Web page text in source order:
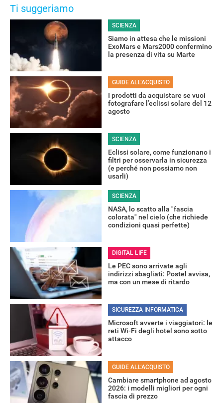
RECENSIONI
Ti suggeriamo
SCIENZA
Siamo in attesa che le missioni
ExoMars e Mars2000 confermino
la presenza di vita su Marte
GUIDE ALL’ACQUISTO
I prodotti da acquistare se vuoi
fotografare l’eclissi solare del 12
agosto
SCIENZA
Eclissi solare, come funzionano i
filtri per osservarla in sicurezza
(e perché non possiamo non
usarli)
SCIENZA
NASA, lo scatto alla "fascia
colorata" nel cielo (che richiede
condizioni quasi perfette)
DIGITAL LIFE
Le PEC sono arrivate agli
indirizzi sbagliati: Postel avvisa,
ma con un mese di ritardo
SICUREZZA INFORMATICA
Microsoft avverte i viaggiatori: le
reti Wi-Fi degli hotel sono sotto
attacco
GUIDE ALL’ACQUISTO
Cambiare smartphone ad agosto
2026: i modelli migliori per ogni
fascia di prezzo